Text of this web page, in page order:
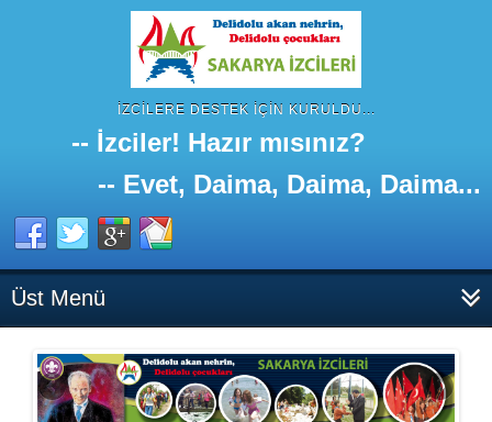
İZCILERE DESTEK IÇIN KURULDU...
-- İzciler! Hazır mısınız?
-- Evet, Daima, Daima, Daima...
Üst Menü